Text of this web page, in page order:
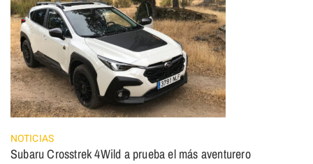
NOTICIAS
Subaru Crosstrek 4Wild a prueba el más aventurero